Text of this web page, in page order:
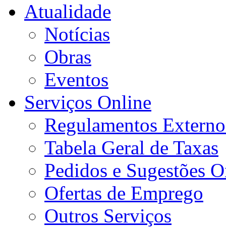
Atualidade
Notícias
Obras
Eventos
Serviços Online
Regulamentos
Tabela Geral de Taxas
Pedidos e Sugestões
Ofertas de Emprego
Outros Serviços